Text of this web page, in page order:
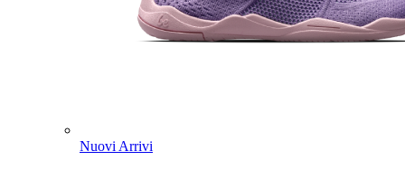
Nuovi Arrivi